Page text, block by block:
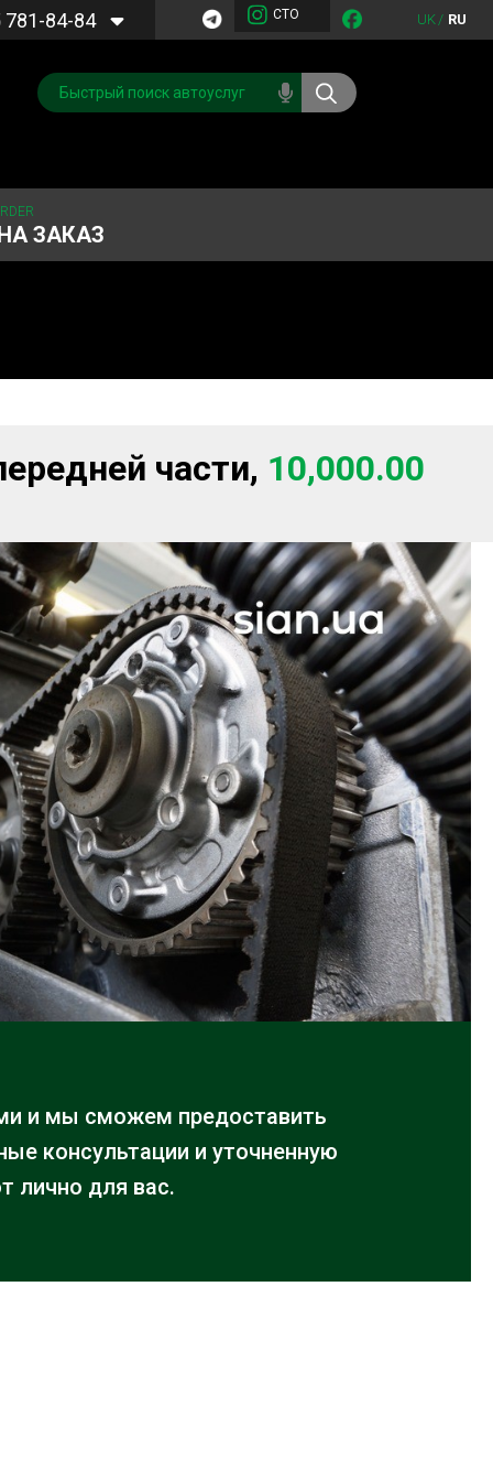
781-84-84 СТО UK/ RU
ЗАКАЗ
части, 10,000.00
и мы сможем предоставить
консультации и уточненную
лично для вас.